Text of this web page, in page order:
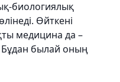
биологиялық
Өйткені
медицина да –
Бұдан былай оның